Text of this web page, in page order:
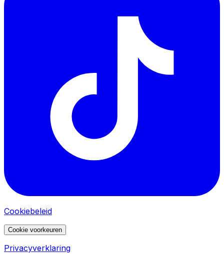
Cookiebeleid
Cookie voorkeuren
Privacyverklaring